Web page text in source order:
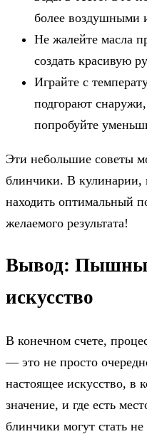
более воздушными
Не жалейте масла
создать красивую
Играйте с
подгорают
попробуйте
Эти небольшие советы
блинчики. В
находить оптимальный
желаемого результата!
Вывод:
искусство
В конечном счете,
— это не просто
настоящее искусство, в
значение, и где есть
блинчики могут стать